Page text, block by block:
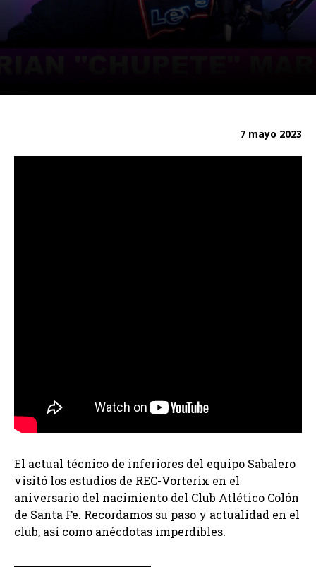
7 mayo 2023
El actual técnico de inferiores del equipo Sabalero
visitó los estudios de REC-Vorterix en el
aniversario del nacimiento del Club Atlético Colón
de Santa Fe. Recordamos su paso y actualidad en el
club, así como anécdotas imperdibles.